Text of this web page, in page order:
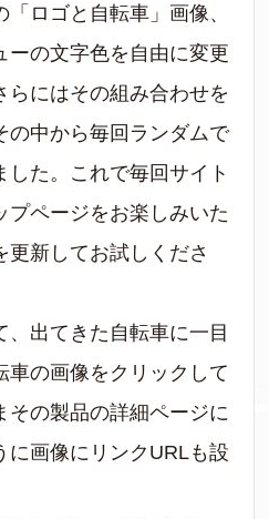
ロゴと自転車」画像、
ーの文字色を自由に変更
らにはその組み合わせを
の中から毎回ランダムで
た。これで毎回サイト
プページをお楽しみいた
更新してお試しくださ
、出てきた自転車に一目
の画像をクリックして
その製品の詳細ページに
に画像にリンクURLも設